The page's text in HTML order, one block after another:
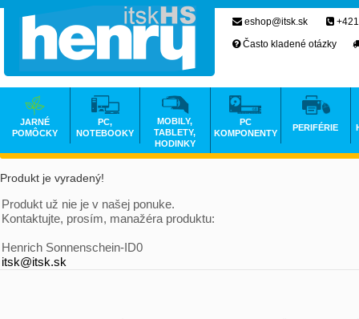
Produkt je vyradený!
Produkt už nie je v našej ponuke.
Kontaktujte, prosím, manažéra produktu:
Henrich Sonnenschein-ID0
itsk@itsk.sk
eshop@itsk.sk
Často kladené otázky
JARNÉ
POMÔCKY
PC,
NOTEBOOKY
MOBILY,
TABLETY,
HODINKY
PC
KOMPONENTY
PERIFÉRIE